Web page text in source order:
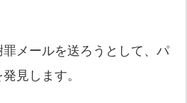
メールを送ろうとして、パ
見します。